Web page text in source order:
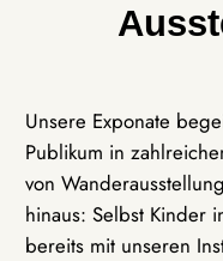
Unsere Exponate
Publikum in
von
hinaus: Selbst Kinder
bereits mit unseren